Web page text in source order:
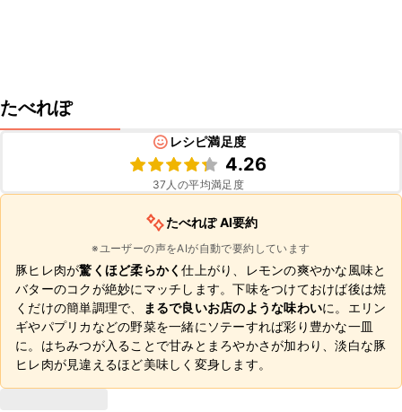
たべれぽ
レシピ満足度
4.26
37 人の平均満足度
たべれぽ AI要約
※ユーザーの声をAIが自動で要約しています
豚ヒレ肉が驚くほど柔らかく仕上がり、レモンの爽やかな風味と
バターのコクが絶妙にマッチします。下味をつけておけば後は焼
くだけの簡単調理で、
まるで良いお店のような味わいに。エリン
ギやパプリカなどの野菜を一緒にソテーすれば彩り豊かな一皿
に。はちみつが入ることで甘みとまろやかさが加わり、淡白な豚
ヒレ肉が見違えるほど美味しく変身します。